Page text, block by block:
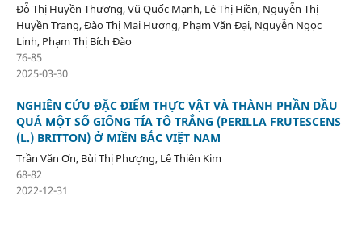
Đỗ Thị Huyền Thương, Vũ Quốc Mạnh, Lê Thị Hiền, Nguyễn Thị
Huyền Trang, Đào Thị Mai Hương, Phạm Văn Đại, Nguyễn Ngọc
Linh, Phạm Thị Bích Đào
76-85
2025-03-30
NGHIÊN CỨU ĐẶC ĐIỂM THỰC VẬT VÀ THÀNH PHẦN DẦU
QUẢ MỘT SỐ GIỐNG TÍA TÔ TRẮNG (PERILLA FRUTESCENS
(L.) BRITTON) Ở MIỀN BẮC VIỆT NAM
Trần Văn Ơn, Bùi Thị Phượng, Lê Thiên Kim
68-82
2022-12-31